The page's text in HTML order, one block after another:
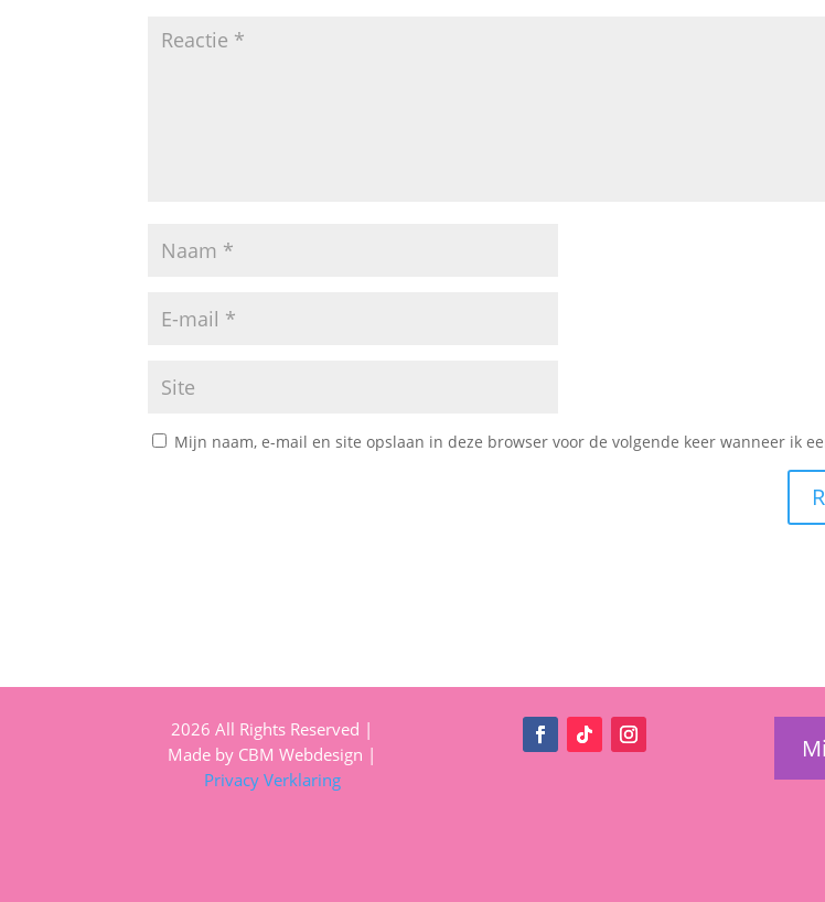
Mijn naam, e-mail en site opslaan in deze browser voor de volgende keer wanneer ik
2026 All Rights Reserved |
Made by CBM Webdesign |
Privacy Verklaring